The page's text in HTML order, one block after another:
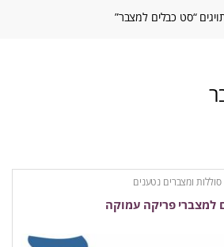
“סט כבלים למצבר”
סוללות ומצברים נטענים
למצברי פריקה עמוקה